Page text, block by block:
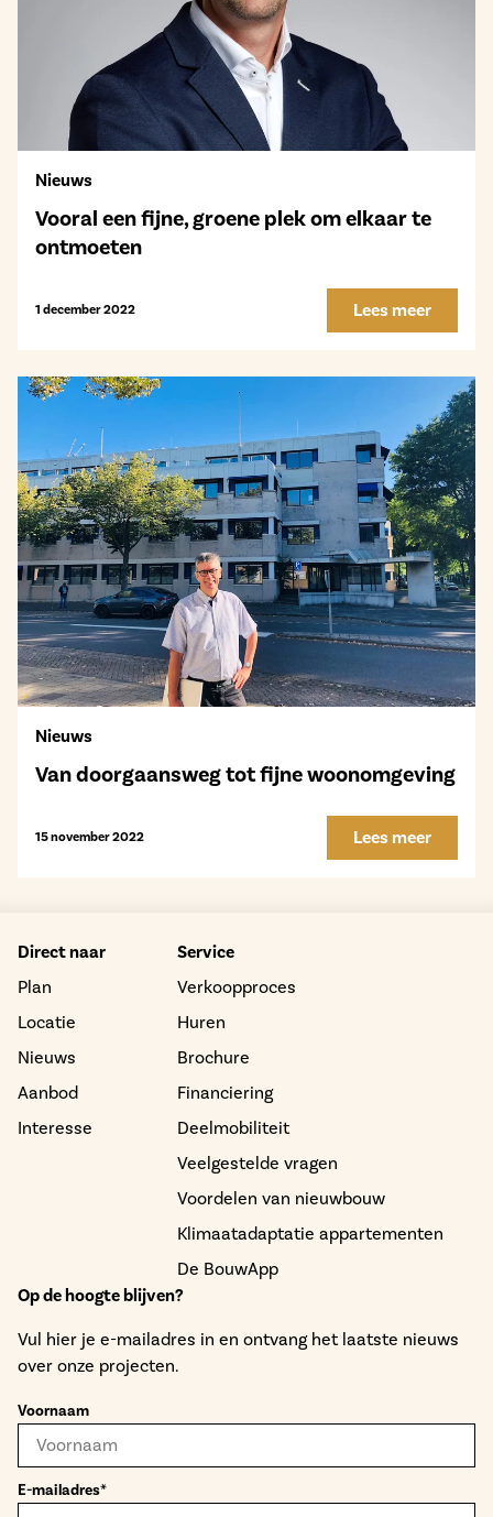
Nieuws
Vooral een fijne, groene plek om elkaar te
ontmoeten
1 december 2022 Lees meer
Nieuws
Van doorgaansweg tot fijne woonomgeving
15 november 2022 Lees meer
Direct naar
Plan
Locatie
Nieuws
Aanbod
Interesse
Service
Verkoopproces
Huren
Brochure
Financiering
Deelmobiliteit
Veelgestelde vragen
Voordelen van nieuwbouw
Klimaatadaptatie appartementen
De BouwApp
Op de hoogte blijven?
Vul hier je e-mailadres in en ontvang het laatste nieuws
over onze projecten.
Voornaam
E-mailadres*